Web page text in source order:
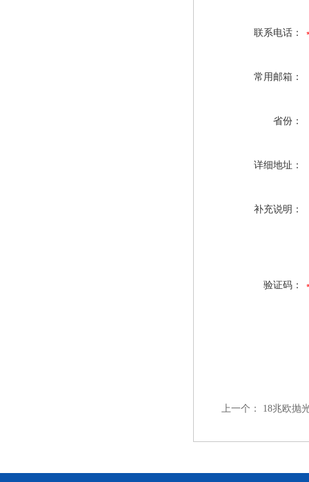
联系电话：
常用邮箱：
省份：
详细地址：
补充说明：
验证码：
上一个： 18兆欧抛